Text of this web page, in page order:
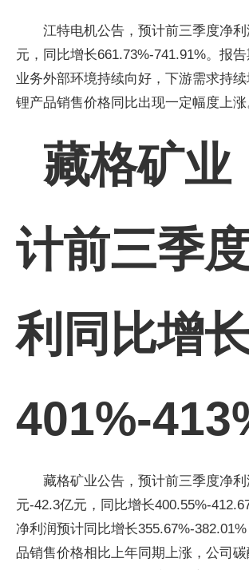
江特电机公告，预计前三季度净
元，同比增长661.73%-741.91%。报
业务外部环境持续向好，下游需求持
锂产品销售价格同比出现一定幅度上涨
藏格矿业
计前三季
利同比增
401%-
藏格矿业公告，预计前三季度净
元-42.3亿元，同比增长400.55%-
净利润预计同比增长355.67%-
品销售价格相比上年同期上涨，公司